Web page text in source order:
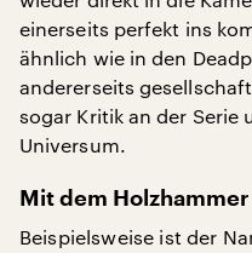
einerseits perfekt ins
ähnlich wie in den
andererseits
sogar Kritik an der Serie
Universum.
Mit dem Holzhammer
Beispielsweise ist der